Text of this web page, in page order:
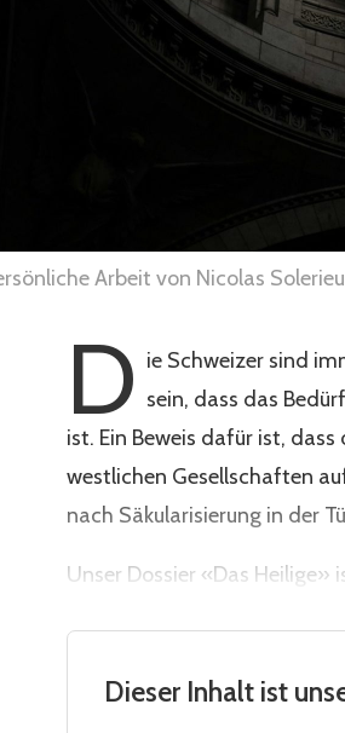
Arbeit von Nicolas
D ie Schweizer sind
sein, dass das
ist. Ein Beweis dafür ist,
westlichen Gesellschaften
nach Säkularisierung in der
Unser Dossier «Das Heilige»
Dieser Inhalt ist